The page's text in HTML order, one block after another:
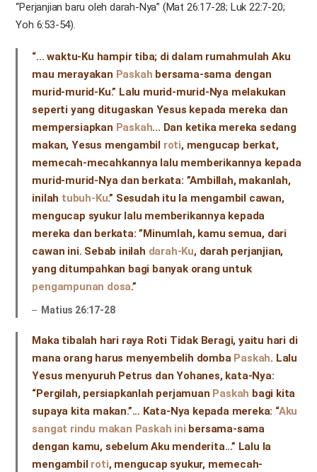
“Perjanjian baru oleh darah-Nya” (Mat 26:17-28; Luk 22:7-20;
Yoh 6:53-54).
“... waktu-Ku hampir tiba; di dalam rumahmulah Aku
mau merayakan Paskah bersama-sama dengan
murid-murid-Ku.” Lalu murid-murid-Nya melakukan
seperti yang ditugaskan Yesus kepada mereka dan
mempersiapkan Paskah... Dan ketika mereka sedang
makan, Yesus mengambil roti, mengucap berkat,
memecah-mecahkannya lalu memberikannya kepada
murid-murid-Nya dan berkata: ”Ambillah, makanlah,
inilah tubuh-Ku.” Sesudah itu Ia mengambil cawan,
mengucap syukur lalu memberikannya kepada
mereka dan berkata: ”Minumlah, kamu semua, dari
cawan ini. Sebab inilah darah-Ku, darah perjanjian,
yang ditumpahkan bagi banyak orang untuk
pengampunan dosa.”
Matius 26:17-28
Maka tibalah hari raya Roti Tidak Beragi, yaitu hari di
mana orang harus menyembelih domba Paskah. Lalu
Yesus menyuruh Petrus dan Yohanes, kata-Nya:
“Pergilah, persiapkanlah perjamuan Paskah bagi kita
supaya kita makan.”... Kata-Nya kepada mereka: “Aku
sangat rindu makan Paskah ini bersama-sama
dengan kamu, sebelum Aku menderita...” Lalu Ia
mengambil roti, mengucap syukur, memecah-